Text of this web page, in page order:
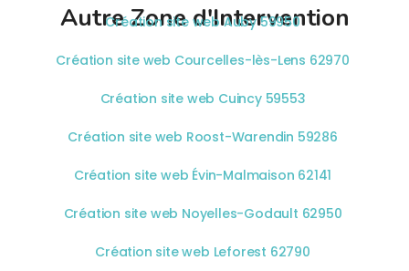
Autre Zone d'Intervention
Création site web Auby 59950
Création site web Courcelles-lès-Lens 62970
Création site web Cuincy 59553
Création site web Roost-Warendin 59286
Création site web Évin-Malmaison 62141
Création site web Noyelles-Godault 62950
Création site web Leforest 62790